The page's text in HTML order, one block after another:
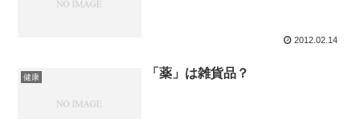
2012.02.14
健康 「薬」は雑貨品？